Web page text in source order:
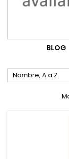
BLOG
Nombre, A a Z